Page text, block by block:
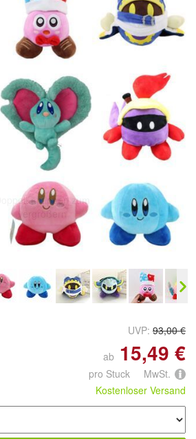
Doppelt antippen zum
vergrößern
UVP: 93,00 €
ab 15,49 €
pro Stuck MwSt.
Kostenloser Versand